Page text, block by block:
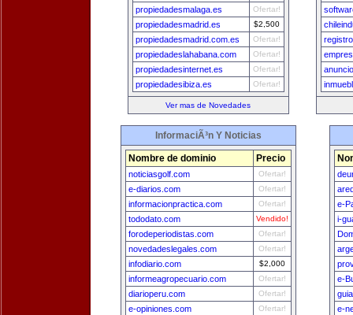
propiedadesmalaga.es Ofertar!
propiedadesmadrid.es $2,500
propiedadesmadrid.com.es Ofertar!
propiedadeslahabana.com Ofertar!
propiedadesinternet.es Ofertar!
propiedadesibiza.es Ofertar!
Ver mas de Novedades
InformaciÃ³n Y Noticias
Nombre de dominio Precio
noticiasgolf.com Ofertar!
e-diarios.com Ofertar!
informacionpractica.com Ofertar!
tododato.com Vendido!
forodeperiodistas.com Ofertar!
novedadeslegales.com Ofertar!
infodiario.com $2,000
informeagropecuario.com Ofertar!
diarioperu.com Ofertar!
e-opiniones.com Ofertar!
e-
i-
e-
e-